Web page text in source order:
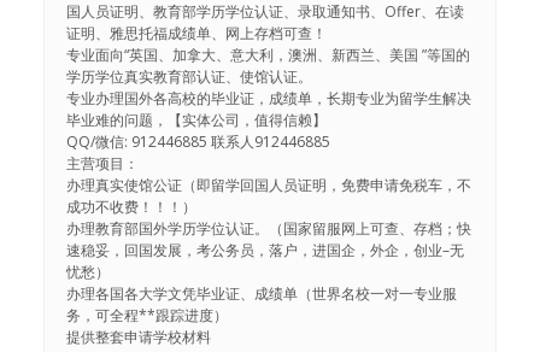
国人员证明、教育部学历学位认证、录取通知书、Offer、在读
证明、雅思托福成绩单、网上存档可查！
专业面向“英国、加拿大、意大利，澳洲、新西兰、美国 ”等国的
学历学位真实教育部认证、使馆认证。
专业办理国外各高校的毕业证，成绩单，长期专业为留学生解决
毕业难的问题，【实体公司，值得信赖】
QQ/微信: 912446885 联系人912446885
主营项目：
办理真实使馆公证（即留学回国人员证明，免费申请免税车，不
成功不收费！！！）
办理教育部国外学历学位认证。（国家留服网上可查、存档；快
速稳妥，回国发展，考公务员，落户，进国企，外企，创业–无
忧愁）
办理各国各大学文凭毕业证、成绩单（世界名校一对一专业服
务，可全程**跟踪进度）
提供整套申请学校材料